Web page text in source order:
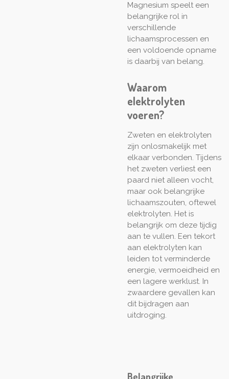
Magnesium speelt een
belangrijke rol in
verschillende
lichaamsprocessen en
een voldoende opname
is daarbij van belang.
Waarom
elektrolyten
voeren?
Zweten en elektrolyten
zijn onlosmakelijk met
elkaar verbonden. Tijdens
het zweten verliest een
paard niet alleen vocht,
maar ook belangrijke
lichaamszouten, oftewel
elektrolyten. Het is
belangrijk om deze tijdig
aan te vullen. Een tekort
aan elektrolyten kan
leiden tot verminderde
energie, vermoeidheid en
een lagere werklust. In
zwaardere gevallen kan
dit bijdragen aan
uitdroging.
Belangrijke